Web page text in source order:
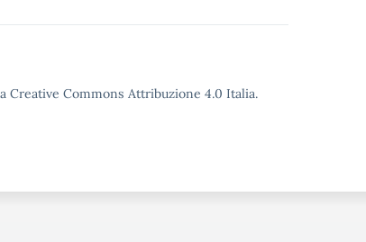
Creative Commons Attribuzione 4.0 Italia.